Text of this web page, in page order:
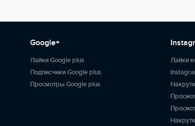
Google+
Лайки Google plus
Подписчики Google plus
Просмотры Google plus
Лайки